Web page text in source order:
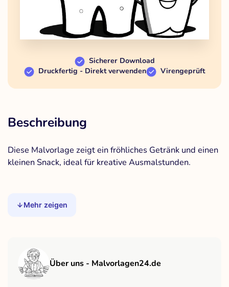
Sicherer Download
Druckfertig - Direkt verwenden
Virengeprüft
Beschreibung
Diese Malvorlage zeigt ein fröhliches Getränk und einen
kleinen Snack, ideal für kreative Ausmalstunden.
Mehr zeigen
Über uns - Malvorlagen24.de